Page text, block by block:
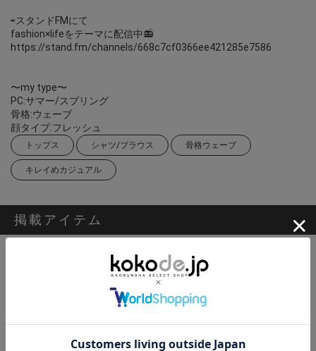
⇨スタンドFMにて
fashion×lifeをテーマに配信中📻
https://stand.fm/channels/668c7cf0366ee421285e7586
〜my type〜
PC:サマー/スプリング
骨格:ウェーブ
顔タイプ:フレッシュ
トップス シャツ/ブラウス 骨格ウェーブ
キレイめカジュアル
掲載アイテム